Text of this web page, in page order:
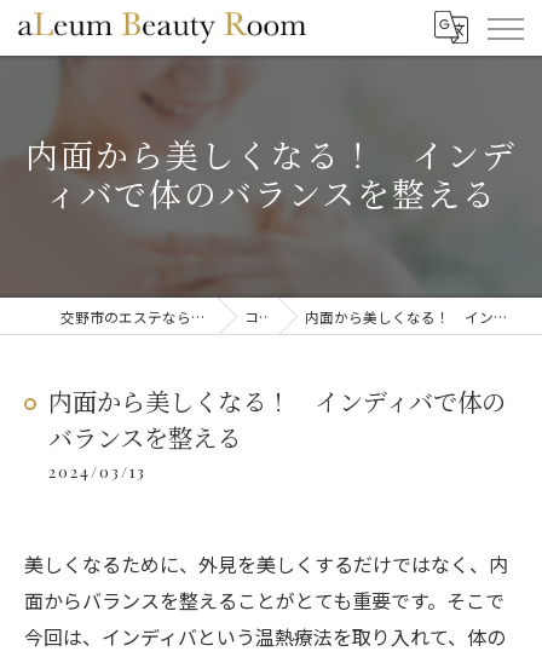
内面から美しくなる！ インデ
ィバで体のバランスを整える
交野市のエステならaLeum Beauty Room コラム 内面から美しくなる！ インディバで体のバランスを整える
内面から美しくなる！ インディバで体の
バランスを整える
2024/03/13
美しくなるために、外見を美しくするだけではなく、内
面からバランスを整えることがとても重要です。そこで
今回は、インディバという温熱療法を取り入れて、体の